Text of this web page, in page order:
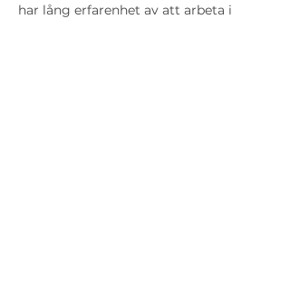
har lång erfarenhet av att arbeta i